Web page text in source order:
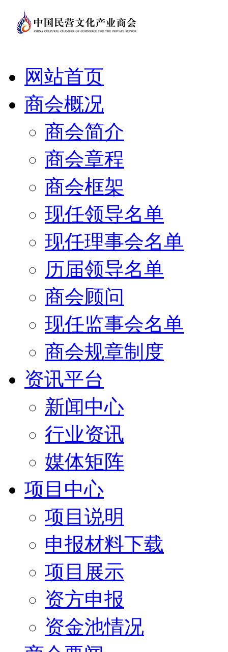
网站首页
商会概况
商会简介
商会章程
商会框架
现任领导名单
现任理事会名单
历届领导名单
商会顾问
现任监事会名单
商会规章制度
资讯平台
新闻中心
行业资讯
媒体矩阵
项目中心
项目说明
申报材料下载
项目展示
资方申报
资金池情况